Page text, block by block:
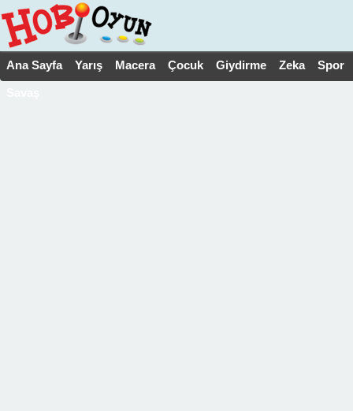
Ana Sayfa Yarış Macera Çocuk Giydirme Zeka Spor